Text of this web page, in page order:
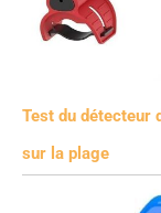
Test du détecteur
sur la plage